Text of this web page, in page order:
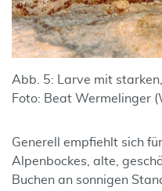
Abb. 5: Larve mit
Foto: Beat Wermelinger
Generell empfiehlt sich
Alpenbockes, alte,
Buchen an sonnigen